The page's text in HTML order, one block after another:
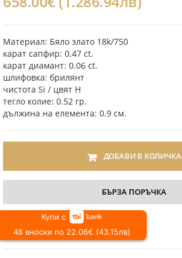
Материал: Бяло злато 18k/750
карат сапфир: 0.47 ct.
карат диамант: 0.06 ct.
шлифовка: брилянт
чистота Si / цвят H
тегло колие: 0.52 гр.
дължина на елемента: 0.9 см.
ДОБАВИ В КОЛИЧКА
БЪРЗА ПОРЪЧКА
Купи с
48 вноски по 22.06€ (43.15лв)